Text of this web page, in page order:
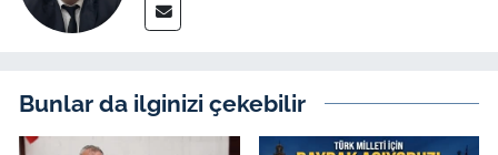
Bunlar da ilginizi çekebilir